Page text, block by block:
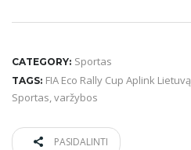
CATEGORY: Sportas
TAGS: FIA Eco Rally Cup Aplink Lietuvą
Sportas,varžybos
PASIDALINTI